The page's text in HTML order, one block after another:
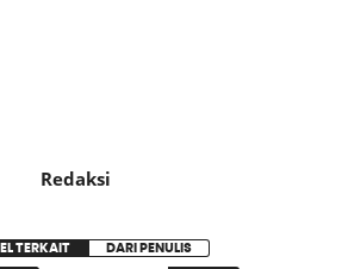
Redaksi
TERKAIT DARI PENULIS